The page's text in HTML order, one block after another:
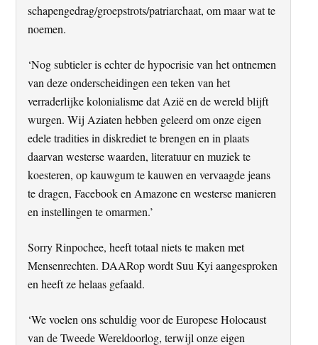
schapengedrag/groepstrots/patriarchaat, om maar wat te
noemen.
‘Nog subtieler is echter de hypocrisie van het ontnemen
van deze onderscheidingen een teken van het
verraderlijke kolonialisme dat Azië en de wereld blijft
wurgen. Wij Aziaten hebben geleerd om onze eigen
edele tradities in diskrediet te brengen en in plaats
daarvan westerse waarden, literatuur en muziek te
koesteren, op kauwgum te kauwen en vervaagde jeans
te dragen, Facebook en Amazone en westerse manieren
en instellingen te omarmen.’
Sorry Rinpochee, heeft totaal niets te maken met
Mensenrechten. DAARop wordt Suu Kyi aangesproken
en heeft ze helaas gefaald.
‘We voelen ons schuldig voor de Europese Holocaust
van de Tweede Wereldoorlog, terwijl onze eigen